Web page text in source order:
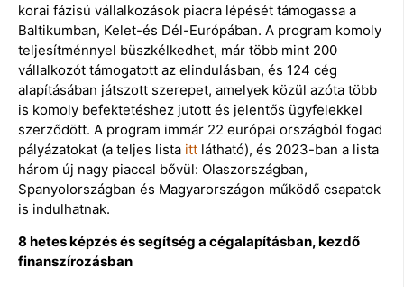
korai fázisú vállalkozások piacra lépését támogassa a
Baltikumban, Kelet-és Dél-Európában. A program komoly
teljesítménnyel büszkélkedhet, már több mint 200
vállalkozót támogatott az elindulásban, és 124 cég
alapításában játszott szerepet, amelyek közül azóta több
is komoly befektetéshez jutott és jelentős ügyfelekkel
szerződött. A program immár 22 európai országból fogad
pályázatokat (a teljes lista itt látható), és 2023-ban a lista
három új nagy piaccal bővül: Olaszországban,
Spanyolországban és Magyarországon működő csapatok
is indulhatnak.
8 hetes képzés és segítség a cégalapításban, kezdő
finanszírozásban